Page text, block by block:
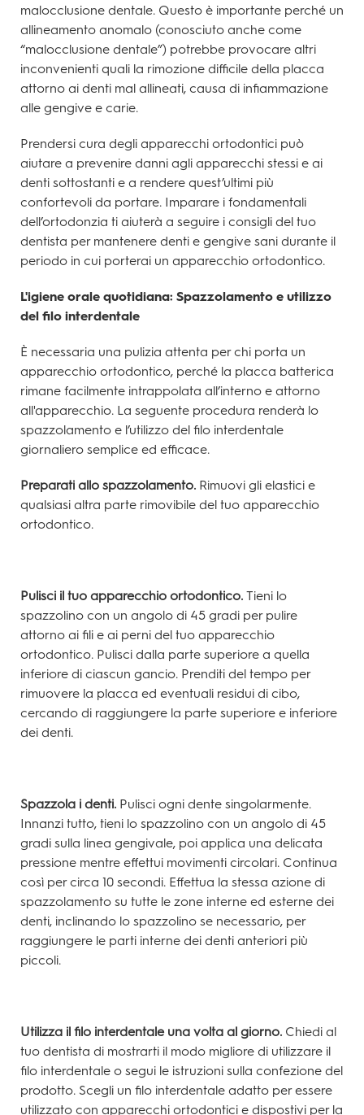
malocclusione dentale. Questo è importante perché un
allineamento anomalo (conosciuto anche come
“malocclusione dentale”) potrebbe provocare altri
inconvenienti quali la rimozione difficile della placca
attorno ai denti mal allineati, causa di infiammazione
alle gengive e carie.
Prendersi cura degli apparecchi ortodontici può
aiutare a prevenire danni agli apparecchi stessi e ai
denti sottostanti e a rendere quest’ultimi più
confortevoli da portare. Imparare i fondamentali
dell’ortodonzia ti aiuterà a seguire i consigli del tuo
dentista per mantenere denti e gengive sani durante il
periodo in cui porterai un apparecchio ortodontico.
L'igiene orale quotidiana: Spazzolamento e utilizzo
del filo interdentale
È necessaria una pulizia attenta per chi porta un
apparecchio ortodontico, perché la placca batterica
rimane facilmente intrappolata all’interno e attorno
all'apparecchio. La seguente procedura renderà lo
spazzolamento e l’utilizzo del filo interdentale
giornaliero semplice ed efficace.
Preparati allo spazzolamento. Rimuovi gli elastici e
qualsiasi altra parte rimovibile del tuo apparecchio
ortodontico.
Pulisci il tuo apparecchio ortodontico. Tieni lo
spazzolino con un angolo di 45 gradi per pulire
attorno ai fili e ai perni del tuo apparecchio
ortodontico. Pulisci dalla parte superiore a quella
inferiore di ciascun gancio. Prenditi del tempo per
rimuovere la placca ed eventuali residui di cibo,
cercando di raggiungere la parte superiore e inferiore
dei denti.
Spazzola i denti. Pulisci ogni dente singolarmente.
Innanzi tutto, tieni lo spazzolino con un angolo di 45
gradi sulla linea gengivale, poi applica una delicata
pressione mentre effettui movimenti circolari. Continua
così per circa 10 secondi. Effettua la stessa azione di
spazzolamento su tutte le zone interne ed esterne dei
denti, inclinando lo spazzolino se necessario, per
raggiungere le parti interne dei denti anteriori più
piccoli.
Utilizza il filo interdentale una volta al giorno. Chiedi al
tuo dentista di mostrarti il modo migliore di utilizzare il
filo interdentale o segui le istruzioni sulla confezione del
prodotto. Scegli un filo interdentale adatto per essere
utilizzato con apparecchi ortodontici e dispostivi per la